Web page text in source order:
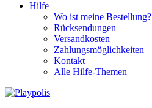
Hilfe
Wo ist meine Bestellung?
Rücksendungen
Versandkosten
Zahlungsmöglichkeiten
Kontakt
Alle Hilfe-Themen